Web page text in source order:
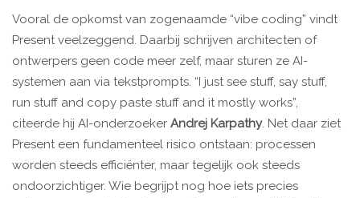
Vooral de opkomst van zogenaamde “vibe coding” vindt
Present veelzeggend. Daarbij schrijven architecten of
ontwerpers geen code meer zelf, maar sturen ze AI-
systemen aan via tekstprompts. “I just see stuff, say stuff,
run stuff and copy paste stuff and it mostly works”,
citeerde hij AI-onderzoeker Andrej Karpathy. Net daar ziet
Present een fundamenteel risico ontstaan: processen
worden steeds efficiënter, maar tegelijk ook steeds
ondoorzichtiger. Wie begrijpt nog hoe iets precies